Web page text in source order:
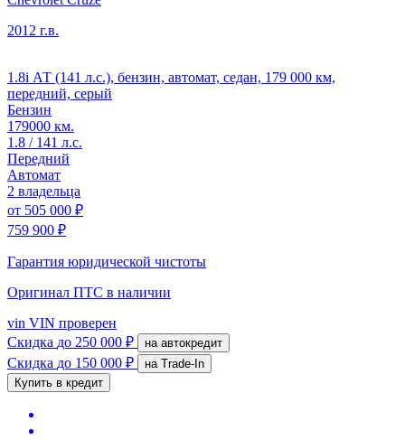
2012 г.в.
1.8i АТ (141 л.с.), бензин, автомат, седан, 179 000 км,
передний, серый
Бензин
179000 км.
1.8 / 141 л.с.
Передний
Автомат
2 владельца
от 505 000 ₽
759 900 ₽
Гарантия юридической чистоты
Оригинал ПТС в наличии
vin VIN проверен
Скидка до 250 000 ₽ на автокредит
Скидка до 150 000 ₽
на Trade-In
Купить в кредит